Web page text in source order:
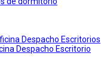
Despacho Escritorios
Despacho Escritorio